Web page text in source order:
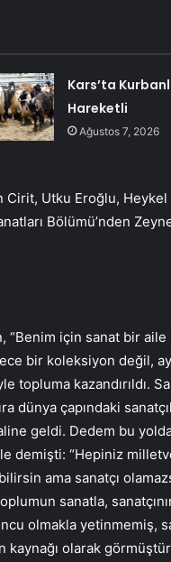
Kars’ta
Hareketli
Ağustos 7, 2026
Utku Eroğlu, Heykel
Bölümü’nden
için sanat bir aile
bir koleksiyon değil,
kazandırıldı.
dünya çapındaki
geldi. Dedem bu yolda
demişti: “Hepiniz
ama sanatçı
sanatla,
olmakla yetinmemiş,
kaynağı olarak